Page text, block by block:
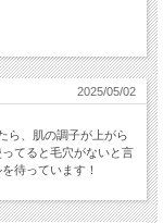
2025/05/02
ら、肌の調子が上がら
てると毛穴がないと言
待っています！